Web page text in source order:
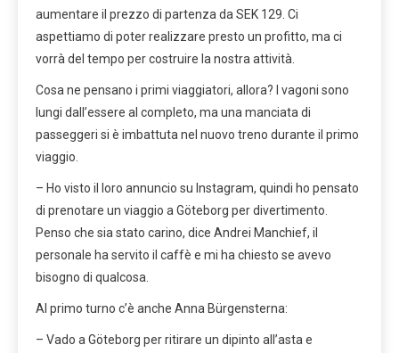
aumentare il prezzo di partenza da SEK 129. Ci
aspettiamo di poter realizzare presto un profitto, ma ci
vorrà del tempo per costruire la nostra attività.
Cosa ne pensano i primi viaggiatori, allora? I vagoni sono
lungi dall’essere al completo, ma una manciata di
passeggeri si è imbattuta nel nuovo treno durante il primo
viaggio.
– Ho visto il loro annuncio su Instagram, quindi ho pensato
di prenotare un viaggio a Göteborg per divertimento.
Penso che sia stato carino, dice Andrei Manchief, il
personale ha servito il caffè e mi ha chiesto se avevo
bisogno di qualcosa.
Al primo turno c’è anche Anna Bürgensterna:
– Vado a Göteborg per ritirare un dipinto all’asta e